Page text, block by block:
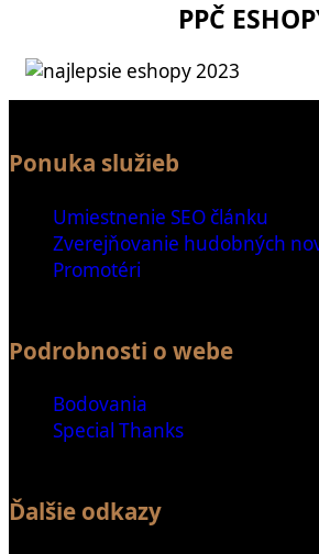
PPČ
Ponuka služieb
Umiestnenie SEO článku
Zverejňovanie hudobných
Promotéri
Podrobnosti o webe
Bodovania
Special Thanks
Ďalšie odkazy